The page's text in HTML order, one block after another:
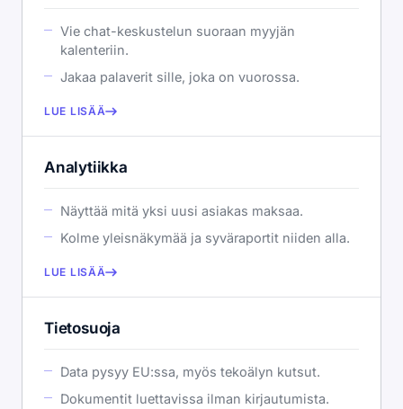
Vie chat-keskustelun suoraan myyjän
kalenteriin.
Jakaa palaverit sille, joka on vuorossa.
LUE LISÄÄ
Analytiikka
Näyttää mitä yksi uusi asiakas maksaa.
Kolme yleisnäkymää ja syväraportit niiden alla.
LUE LISÄÄ
Tietosuoja
Data pysyy EU:ssa, myös tekoälyn kutsut.
Dokumentit luettavissa ilman kirjautumista.